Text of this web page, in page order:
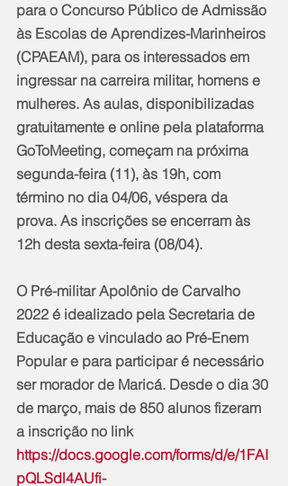
para o Concurso Público de Admissão
às Escolas de Aprendizes-Marinheiros
(CPAEAM), para os interessados em
ingressar na carreira militar, homens e
mulheres. As aulas, disponibilizadas
gratuitamente e online pela plataforma
GoToMeeting, começam na próxima
segunda-feira (11), às 19h, com
término no dia 04/06, véspera da
prova. As inscrições se encerram às
12h desta sexta-feira (08/04).
O Pré-militar Apolônio de Carvalho
2022 é idealizado pela Secretaria de
Educação e vinculado ao Pré-Enem
Popular e para participar é necessário
ser morador de Maricá. Desde o dia 30
de março, mais de 850 alunos fizeram
a inscrição no link
https://docs.google.com/forms/d/e/1FAI
pQLSdl4AUfi-